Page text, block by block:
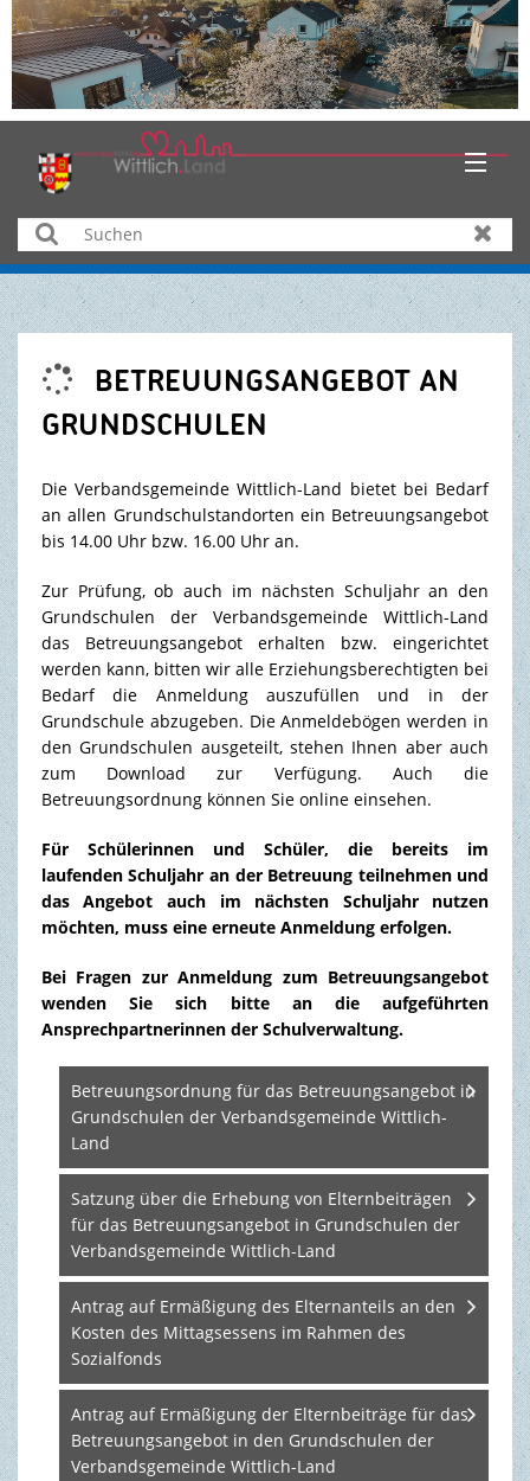
HOME
AKTUELLES
BILDUNG & KULTUR
TOURISMUS & FREIZEIT
Suchen

BETREUUNGSANGEBOT AN
GRUNDSCHULEN
Die Verbandsgemeinde Wittlich-Land bietet bei Bedarf
an allen Grundschulstandorten ein Betreuungsangebot
bis 14.00 Uhr bzw. 16.00 Uhr an.
Zur Prüfung, ob auch im nächsten Schuljahr an den
Grundschulen der Verbandsgemeinde Wittlich-Land
das Betreuungsangebot erhalten bzw. eingerichtet
werden kann, bitten wir alle Erziehungsberechtigten bei
Bedarf die Anmeldung auszufüllen und in der
Grundschule abzugeben. Die Anmeldebögen werden in
den Grundschulen ausgeteilt, stehen Ihnen aber auch
zum Download zur Verfügung. Auch die
Betreuungsordnung können Sie online einsehen.
Für Schülerinnen und Schüler, die bereits im
laufenden Schuljahr an der Betreuung teilnehmen und
das Angebot auch im nächsten Schuljahr nutzen
möchten, muss eine erneute Anmeldung erfolgen.
Bei Fragen zur Anmeldung zum Betreuungsangebot
wenden Sie sich bitte an die aufgeführten
Ansprechpartnerinnen der Schulverwaltung.
Betreuungsordnung für das Betreuungsangebot in
Grundschulen der Verbandsgemeinde Wittlich-
Land
Satzung über die Erhebung von Elternbeiträgen
für das Betreuungsangebot in Grundschulen der
Verbandsgemeinde Wittlich-Land
Antrag auf Ermäßigung des Elternanteils an den
Kosten des Mittagsessens im Rahmen des
Sozialfonds
Antrag auf Ermäßigung der Elternbeiträge für das
Betreuungsangebot in den Grundschulen der
Verbandsgemeinde Wittlich-Land